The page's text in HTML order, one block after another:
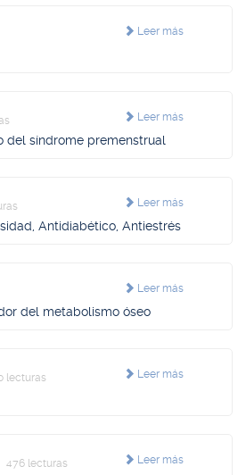
Leer más
Leer más
del síndrome premenstrual
Leer más
Antidiabético, Antiestrés
Leer más
del metabolismo óseo
Leer más
lecturas
Leer más
476 lecturas